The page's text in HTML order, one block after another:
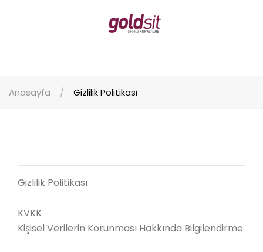
Anasayfa Gizlilik Politikası
Gizlilik Politikası
KVKK
Kişisel Verilerin Korunması Hakkında Bilgilendirme